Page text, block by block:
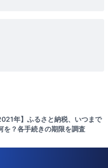
年】ふるさと納税、いつまで
を？各手続きの期限を調査